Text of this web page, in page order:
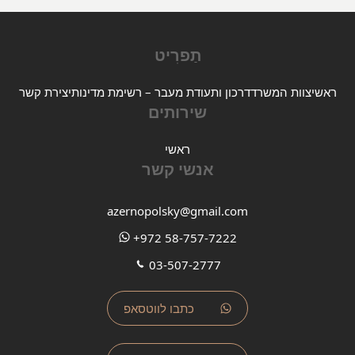
תַפרִיט
ראשיצוות המשרדדרכון ותעודת מעבר – רשימת מדינותיצירת קשר
שירותים
ראשי
אנשי קשר
azernopolsky@gmail.com
+972 58-757-7222
03-507-2777
כתבו לווטסאפ